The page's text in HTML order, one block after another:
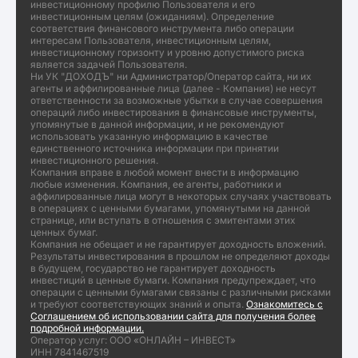
инвестиционному профилю Пользователя и его
инвестиционным целям (ожиданиям). Определение
соответствия финансового инструмента либо операции
интересам Пользователя, инвестиционным целям,
инвестиционному горизонту и уровню допустимого риска
является задачей Пользователя.
Ни УК "ДОХОДЪ" ни Администратор/Оператор сайта, ни их
агенты и аффилированные лица (далее - Компания) не несут
ответственности за возможные убытки в случае совершения
операций либо инвестирования в финансовые инструменты,
упомянутые в данной информации, и не рекомендуют
использовать указанную информацию в качестве
единственного источника информации при принятии
инвестиционного решения.
Компания вправе в любой момент внести в информацию
любые изменения. Компания, ее агенты, работники и
аффилированные лица могут в некоторых случаях участвовать
в операциях с ценными бумагами, упомянутыми на данной
странице, или вступать в отношения с эмитентами этих
ценных бумаг.
Компания не обещает и не гарантирует доходность вложений.
Результаты инвестирования в прошлом не определяют доходы
в будущем, государство не гарантирует доходность
инвестиций в ценные бумаги. Компания предупреждает, что
операции с ценными бумагами связаны с различными рисками
и требуют соответствующих знаний и опыта. Ознакомитесь с
Соглашением об использовании сайта для получения более
подробной информации.
Оператор услуг: ООО «ОНЛАЙН – ИНВЕСТ»
ИНН 7841467519